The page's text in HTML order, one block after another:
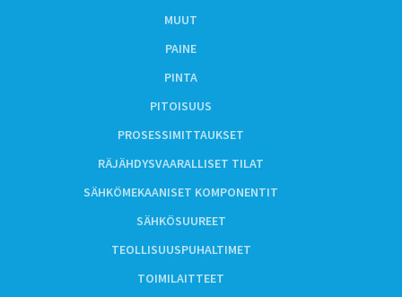
MUUT
PAINE
PINTA
PITOISUUS
PROSESSIMITTAUKSET
RÄJÄHDYSVAARALLISET TILAT
SÄHKÖMEKAANISET KOMPONENTIT
SÄHKÖSUUREET
TEOLLISUUSPUHALTIMET
TOIMILAITTEET